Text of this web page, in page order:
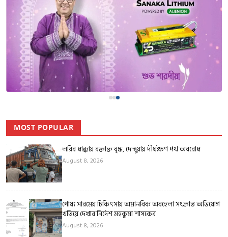
MOST POPULAR
লরির ধাক্কায় রক্তাক্ত বৃদ্ধ, দেন্দুয়ায় দীর্ঘক্ষণ পথ অবরোধ
August 8, 2026
পোষ্য সারমেয় চিকিৎসায় অমানবিক অবহেলা সংক্রান্ত অভিযোগ
খতিয়ে দেখার নির্দেশ মহকুমা শাসকের
August 8, 2026